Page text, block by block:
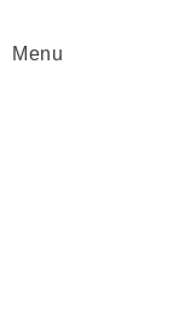
Menu